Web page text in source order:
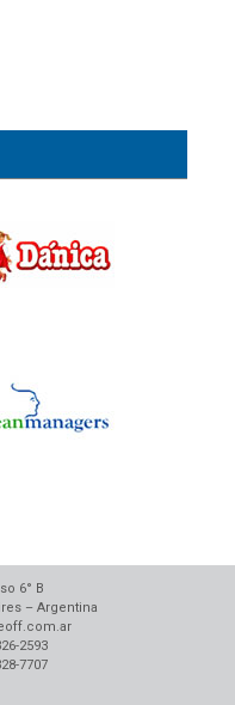
6° B
– Argentina
2593
7707